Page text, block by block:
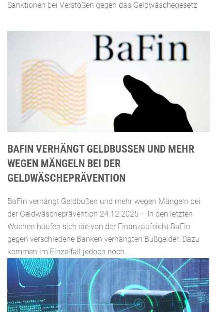
Sanktionen bei Verstößen gegen das Geldwäschegesetz
BAFIN VERHÄNGT GELDBUSSEN UND MEHR W
EGEN MÄNGELN BEI DER G
ELDWÄSCHEPRÄVENTION
BaFin verhängt Geldbußen und mehr wegen Mängeln bei
der Geldwäscheprävention 24.12.2025 – In den letzten
Wochen häufen sich die von der Finanzaufsicht BaFin
gegen verschiedene Banken verhängten Bußgelder. Dazu
kommen im Einzelfall jedoch noch...